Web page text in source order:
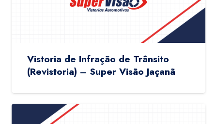
Vistoria de Infração de Trânsito
(Revistoria) – Super Visão Jaçanã